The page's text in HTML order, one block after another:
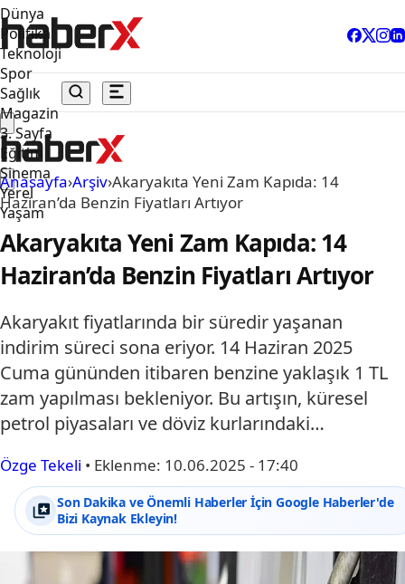
Dünya
Politika
Teknoloji
Spor
Sağlık
Magazin
3. Sayfa
Eğitim
Sinema
Yerel
Yaşam
Anasayfa›Arşiv›Akaryakıta Yeni Zam Kapıda: 14
Haziran’da Benzin Fiyatları Artıyor
Akaryakıta Yeni Zam Kapıda: 14
Haziran’da Benzin Fiyatları Artıyor
Akaryakıt fiyatlarında bir süredir yaşanan
indirim süreci sona eriyor. 14 Haziran 2025
Cuma gününden itibaren benzine yaklaşık 1 TL
zam yapılması bekleniyor. Bu artışın, küresel
petrol piyasaları ve döviz kurlarındaki…
Özge Tekeli • Eklenme: 10.06.2025 - 17:40
Son Dakika ve Önemli Haberler İçin Google Haberler'de
Bizi Kaynak Ekleyin!